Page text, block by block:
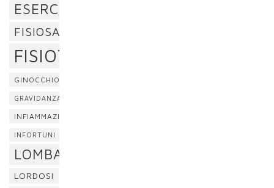
ESERCIZI
FISIOSAN
FISIOTERAPIA
GINOCCHIO
GRAVIDANZA
INFIAMMAZIONE
INFORTUNI
LOMBALGIA
LORDOSI